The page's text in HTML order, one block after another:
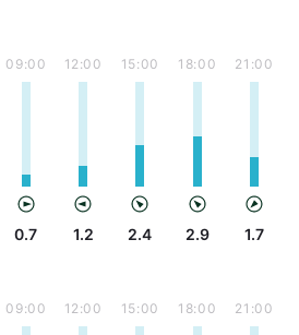
09:00
0.7
12:00
1.2
15:00
2.4
18:00
2.9
21:00
1.7
09:00 12:00 15:00 18:00 21:00